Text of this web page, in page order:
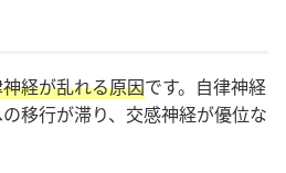
経が乱れる原因です。自律神経
移行が滞り、交感神経が優位な